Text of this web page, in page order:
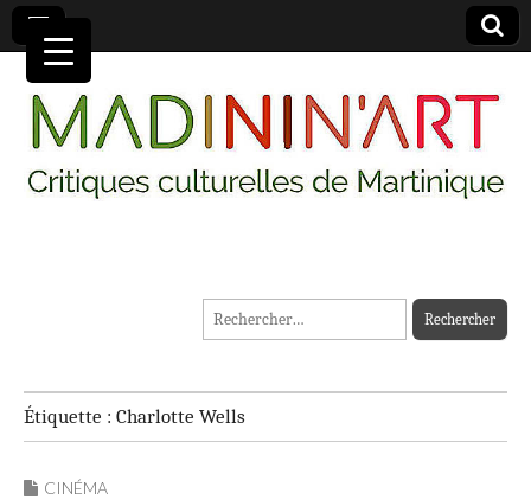
MADININ'ART
Rechercher :
Étiquette : Charlotte Wells
CINÉMA